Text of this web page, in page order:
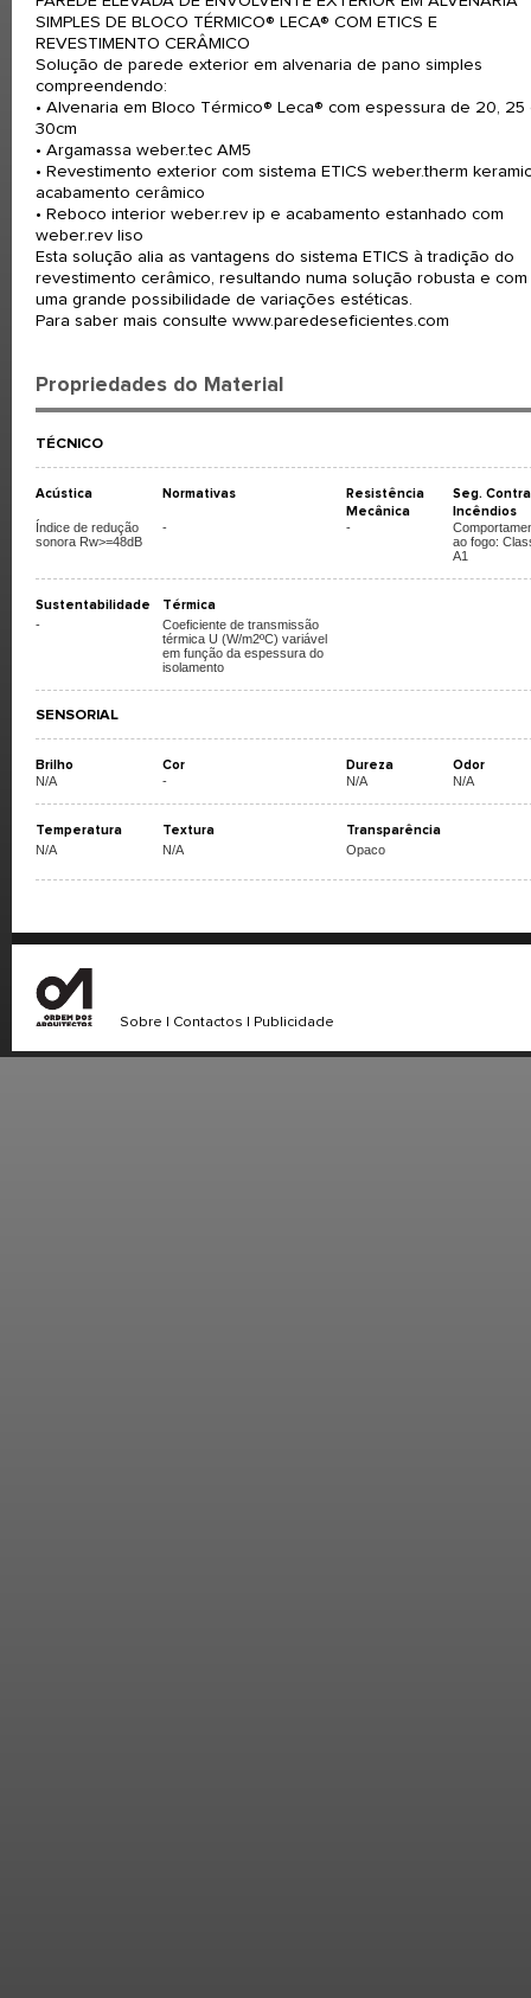
SIMPLES DE BLOCO TÉRMICO® LECA® COM ETICS E
REVESTIMENTO CERÂMICO
Solução de parede exterior em alvenaria de pano simples
compreendendo:
• Alvenaria em Bloco Térmico® Leca® com espessura de 20, 25
30cm
• Argamassa weber.tec AM5
• Revestimento exterior com sistema ETICS weber.therm
acabamento cerâmico
• Reboco interior weber.rev ip e acabamento estanhado com
weber.rev liso
Esta solução alia as vantagens do sistema ETICS à tradição do
revestimento cerâmico, resultando numa solução robusta e com
uma grande possibilidade de variações estéticas.
Para saber mais consulte www.paredeseficientes.com
Propriedades do Material
TÉCNICO
Acústica Normativas
Resistência
Mecânica
Seg. Contra
Incêndios
Índice de redução
sonora Rw>=48dB
- -
ao fogo:
A1
Sustentabilidade Térmica
-
Coeficiente de transmissão
térmica U (W/m2ºC) variável
em função da espessura do
isolamento
SENSORIAL
Brilho Cor Dureza Odor
N/A - N/A N/A
Temperatura Textura Transparência
N/A N/A Opaco
Sobre Contactos Publicidade